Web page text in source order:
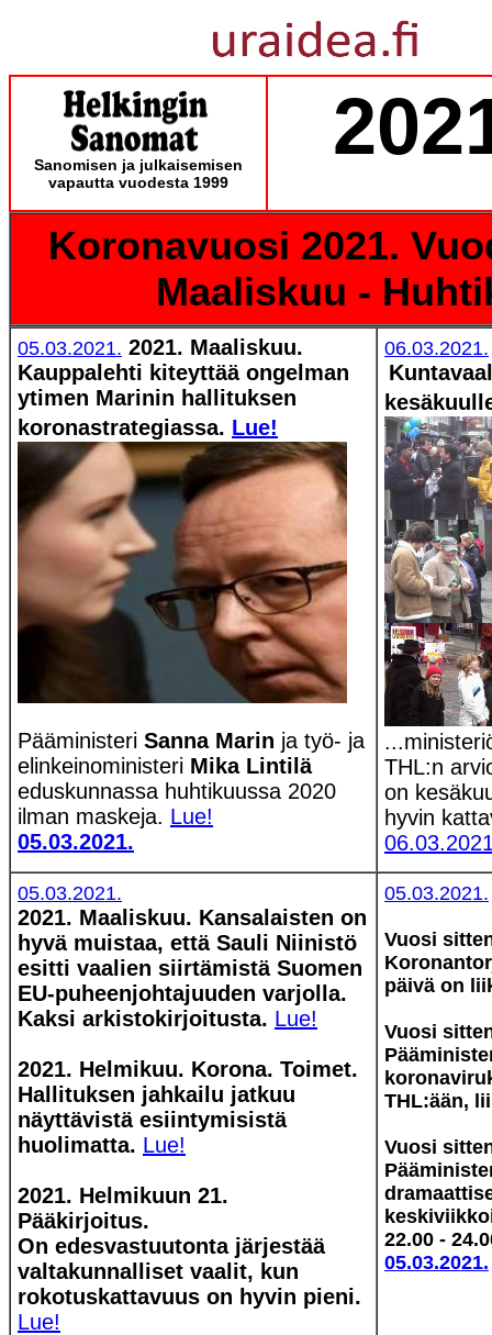
Sanomisen ja julkaisemisen
vapautta vuodesta 1999
Koronavuosi 2021.
Maaliskuu -
05.03.2021. 2021. Maaliskuu.
Kauppalehti kiteyttää ongelman
ytimen Marinin hallituksen
koronastrategiassa. Lue!
Pääministeri Sanna Marin ja työ- ja
elinkeinoministeri Mika Lintilä
eduskunnassa huhtikuussa 2020
ilman maskeja. Lue!
05.03.2021.
06.03.2021.
THL:n
on
hyvin
05.03.2021.
2021. Maaliskuu. Kansalaisten on
hyvä muistaa, että Sauli Niinistö
esitti vaalien siirtämistä Suomen
EU-puheenjohtajuuden varjolla.
Kaksi arkistokirjoitusta. Lue!
2021. Helmikuu. Korona. Toimet.
Hallituksen jahkailu jatkuu
näyttävistä esiintymisistä
huolimatta. Lue!
2021. Helmikuun 21.
Pääkirjoitus.
On edesvastuutonta järjestää
valtakunnalliset vaalit, kun
rokotuskattavuus on hyvin pieni.
Lue!
05.03.2021.
Vuosi
päivä on
Vuosi
THL:ään,
Vuosi
22.00 -
05.03.2021.